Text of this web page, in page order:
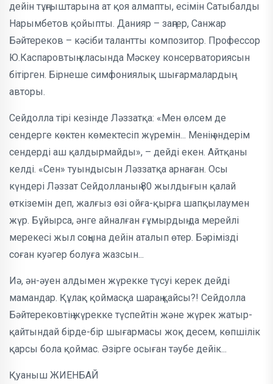
дейін тұңғыш­тар­ына ат қоя алмапты, есімін Саты­балды
Нарымбетов қойыпты. Дан­ияр – заңгер, Санжар
Бәйтереков – кәсіби талантты композитор. Профес­сор
Ю.Каспаровтың класында Мәскеу кон­сер­ваториясын
бітірген. Бірнеше сим­фон­ия­лық шығармалардың
авторы.
Сейдолла тірі кезінде Ләззатқа: «Мен өлсем де
сендерге көктен көмек­тесіп жүремін... Менің әндерім
сен­дерді аш қалдырмайды», – дейді екен. Айтқаны
келді. «Сен» туындысын Ләззатқа арна­ған. Осы
күндері Ләззат Сейдолланың 80 жылдығын қалай
өткіземін деп, жалғыз өзі ойға-қырға шапқылаумен
жүр. Бұйырса, әнге айналған ғұмырдың да мерейлі
мерекесі жыл соңына дейін аталып өтер. Бәрімізді
соған куәгер болуға жазсын...
Иә, ән-әуен алдымен жүрекке түсуі керек дейді
мамандар. Құлақ қоймасқа шараң қайсы?! Сейдолла
Бәйтерековтің жүрекке түспейтін және жүрек жатыр­
қай­тындай бірде-бір шығармасы жоқ десем, көпшілік
қарсы бола қоймас. Әзірге осыған тәубе дейік...
Қуаныш ЖИЕНБАЙ